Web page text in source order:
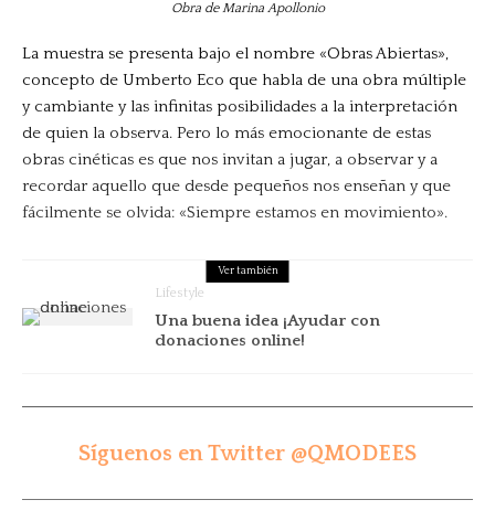
Obra de Marina Apollonio
La muestra se presenta bajo el nombre «Obras Abiertas»,
concepto de Umberto Eco que habla de una obra múltiple
y cambiante y las infinitas posibilidades a la interpretación
de quien la observa. Pero lo más emocionante de estas
obras cinéticas es que nos invitan a jugar, a observar y a
recordar aquello que desde pequeños nos enseñan y que
fácilmente se olvida: «Siempre estamos en movimiento».
Ver también
Lifestyle
Una buena idea ¡Ayudar con
donaciones online!
Síguenos en Twitter @QMODEES